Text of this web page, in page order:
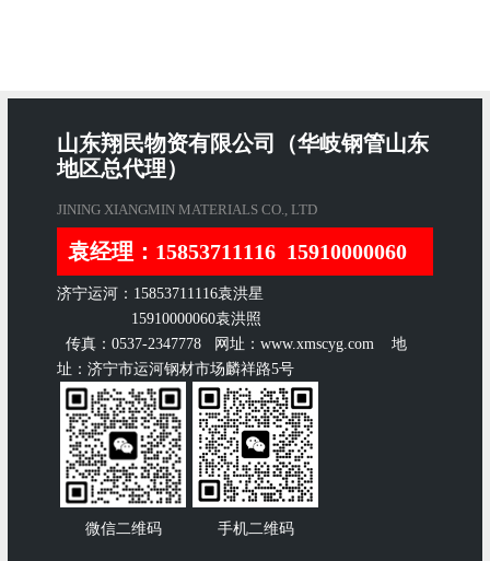
山东翔民物资有限公司（华岐钢管山东
地区总代理）
JINING XIANGMIN MATERIALS CO., LTD
袁经理：15853711116 15910000060
济宁运河：15853711116袁洪星
15910000060袁洪照
传真：0537-2347778 网址：www.xmscyg.com 地
址：济宁市运河钢材市场麟祥路5号
微信二维码 手机二维码